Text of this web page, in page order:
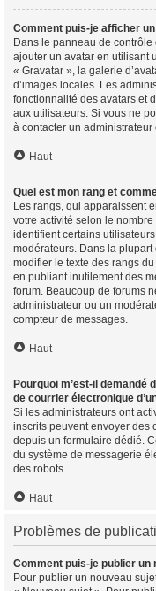
Comment puis-je afficher
Dans le panneau de contrôle
ajouter un avatar en utilisant
« Gravatar », la galerie
d’images locales. Les
fonctionnalité des avatars et
aux utilisateurs. Si vous ne
à contacter un administrateur
Haut
Quel est mon rang et
Les rangs, qui apparaissent
votre activité selon le
identifient certains
modérateurs. Dans la
modifier le texte des rangs
en publiant inutilement des
forum. Beaucoup de forums
administrateur ou un
compteur de messages.
Haut
Pourquoi m’est-il demandé
de courrier électronique
Si les administrateurs ont
inscrits peuvent envoyer des
depuis un formulaire dédié.
du système de messagerie
des robots.
Haut
Problèmes de
Comment puis-je publier un
Pour publier un nouveau